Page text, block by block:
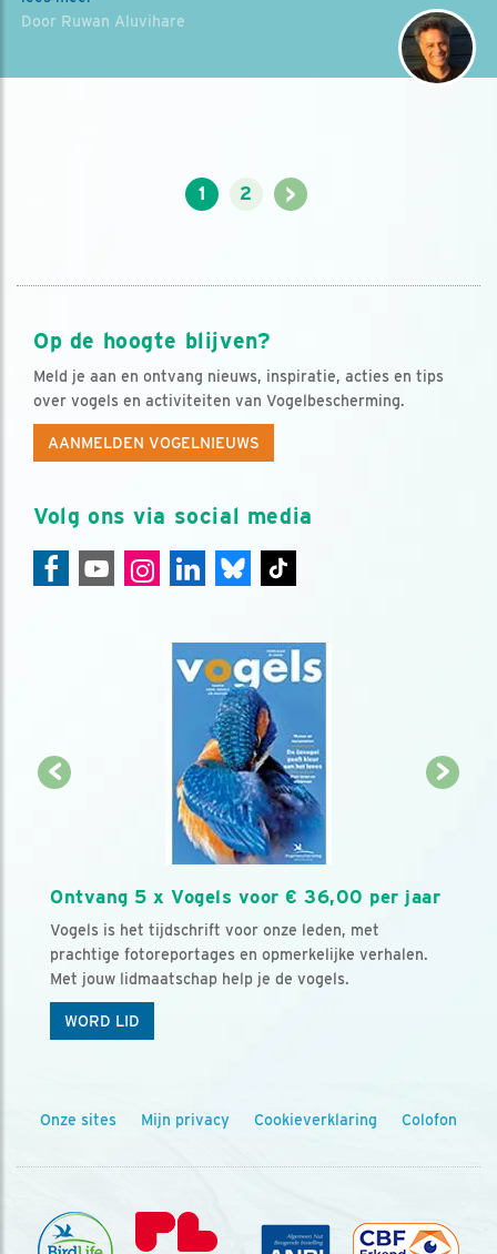
Door Ruwan Aluvihare
1 2 >
Op de hoogte blijven?
Meld je aan en ontvang nieuws, inspiratie, acties en tips
over vogels en activiteiten van Vogelbescherming.
AANMELDEN VOGELNIEUWS
Volg ons via social media
Ontvang 5 x Vogels voor € 36,00 per jaar
Vogels is het tijdschrift voor onze leden, met
prachtige fotoreportages en opmerkelijke verhalen.
Met jouw lidmaatschap help je de vogels.
WORD LID
Onze sites Mijn privacy Cookieverklaring Colofon